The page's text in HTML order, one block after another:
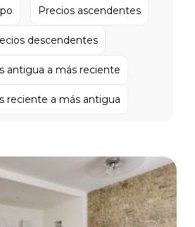
Precios ascendentes
descendentes
antigua a más reciente
reciente a más antigua